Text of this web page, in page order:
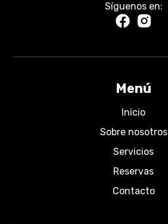
Síguenos en:
Menú
Inicio
Sobre nosotros
Servicios
Reservas
Contacto